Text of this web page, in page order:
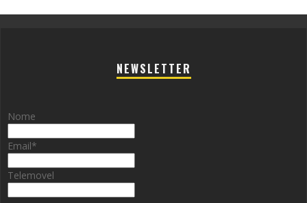
NEWSLETTER
Nome
Email*
Telemovel